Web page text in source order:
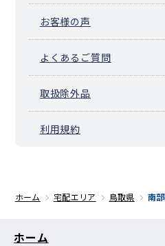
お客様の声
よくあるご質問
取扱除外品
利用規約
ホーム 宅配エリア 鳥取県 南
ホーム